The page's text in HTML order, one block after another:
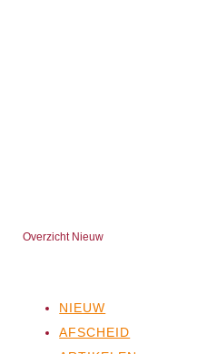
Overzicht Nieuw
NIEUW
AFSCHEID